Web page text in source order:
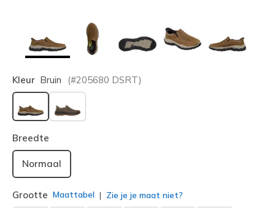
Kleur Bruin (#205680 DSRT)
geselecteerd
Breedte
Normaal
Grootte Maattabel Zie je je maat niet?